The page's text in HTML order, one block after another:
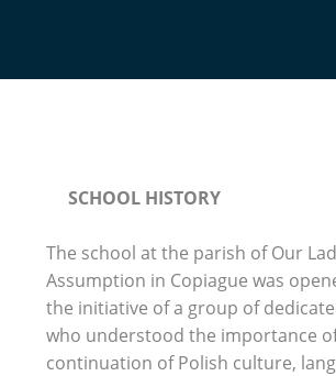
SCHOOL HISTORY
The school at the parish of Our
Assumption in Copiague was
the initiative of a group of
who understood the importance
continuation of Polish culture,